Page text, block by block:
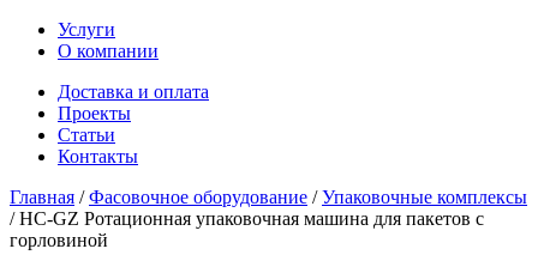
Услуги
О компании
Доставка и оплата
Проекты
Статьи
Контакты
Главная /Фасовочное оборудование /Упаковочные комплексы
/HC-GZ Ротационная упаковочная машина для пакетов с
горловиной